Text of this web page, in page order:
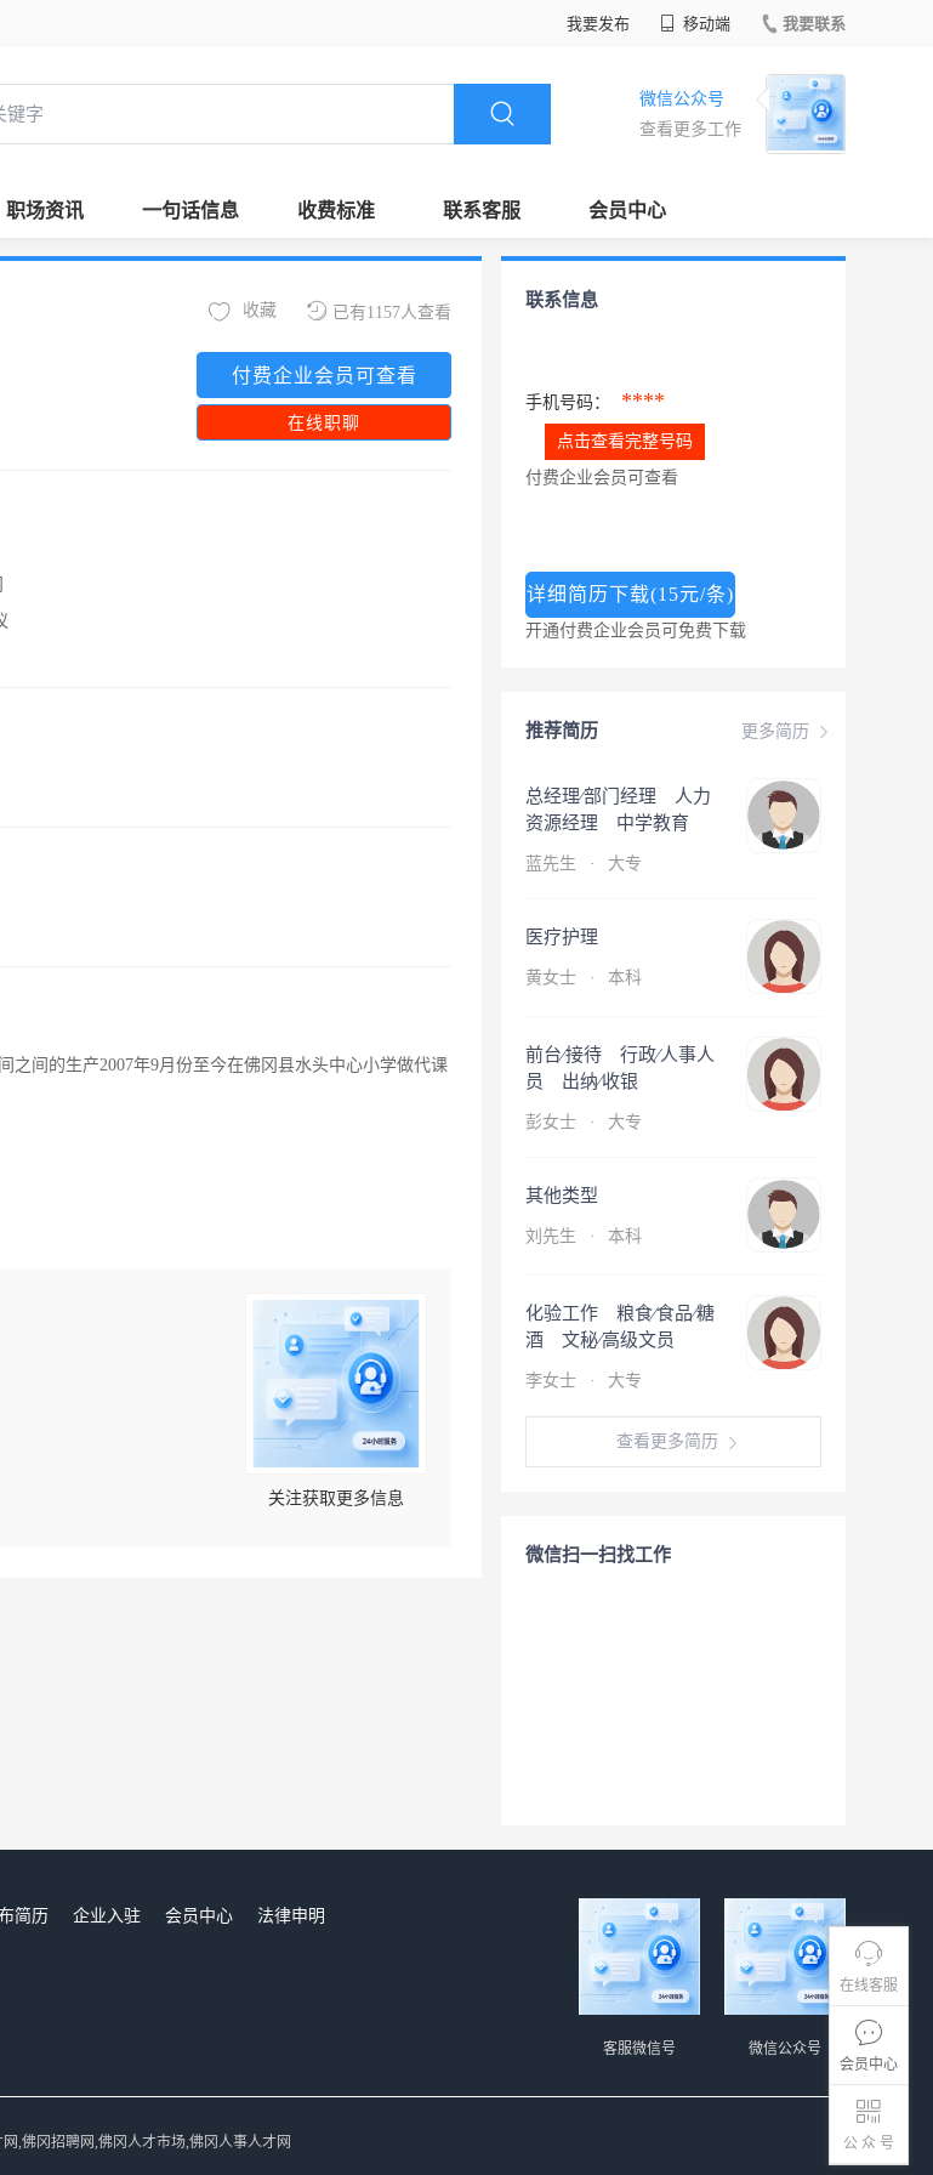
我要发布 移动端 我要联系
微信公众号
查看更多工作
职场资讯 一句话信息 收费标准 联系客服 会员中心
在线客服
会员中心
公 众 号
已有1157人查看
收藏
付费企业会员可查看
在线职聊
间的生产2007年9月份至今在佛冈县水头中心小学做代课
关注获取更多信息
联系信息
手机号码： ****
点击查看完整号码
付费企业会员可查看
详细简历下载(15元/条)
开通付费企业会员可免费下载
更多简历
推荐简历
总经理∕部门经理 人力
资源经理 中学教育
蓝先生 · 大专
医疗护理
黄女士 · 本科
前台∕接待 行政∕人事人
员 出纳∕收银
彭女士 · 大专
其他类型
刘先生 · 本科
化验工作 粮食∕食品∕糖
酒 文秘∕高级文员
李女士 · 大专
查看更多简历
微信扫一扫找工作
简历 企业入驻 会员中心
法律申明
微信公众号
客服微信号
,佛冈招聘网,佛冈人才市场,佛冈人事人才网